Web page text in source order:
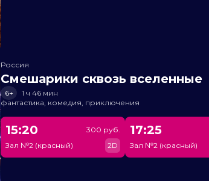
Россия
Смешарики сквозь вселенные
6+
1 ч 46 мин
фантастика, комедия, приключения
15:20
Зал №2 (красный)
300 руб.
2D
17:25
Зал №2 (красный)